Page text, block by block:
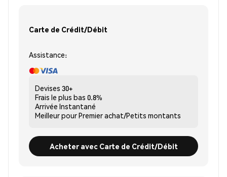
Carte de Crédit/Débit
Assistance:
Devises 30+
Frais le plus bas 0.8%
Arrivée Instantané
Meilleur pourPremier achat/Petits montants
Acheter avec Carte de Crédit/Débit